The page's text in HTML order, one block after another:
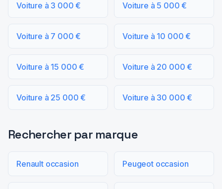
Voiture à 3 000 € Voiture à 5 000 €
Voiture à 7 000 € Voiture à 10 000 €
Voiture à 15 000 € Voiture à 20 000 €
Voiture à 25 000 € Voiture à 30 000 €
Rechercher par marque
Renault occasion Peugeot occasion